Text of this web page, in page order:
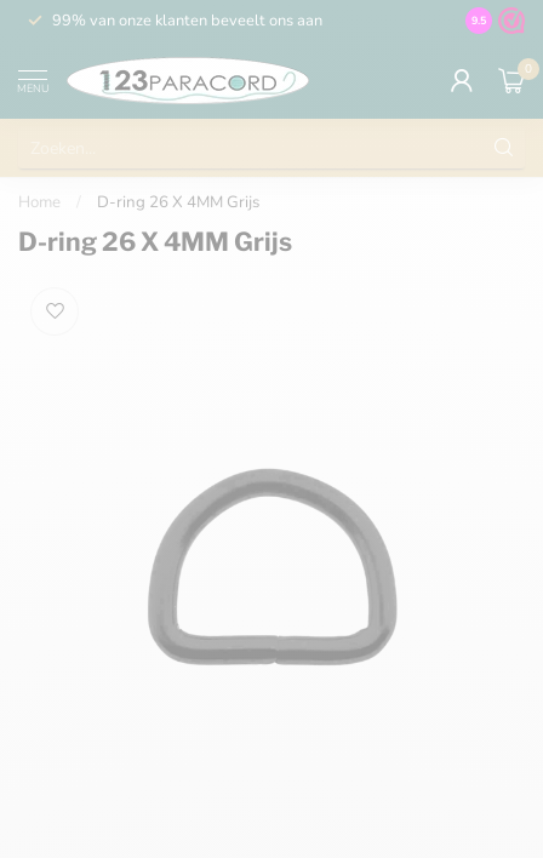
99% van onze klanten beveelt ons aan 100% de
9.5
MENU
0
Home D-ring 26 X 4MM Grijs
D-ring 26 X 4MM Grijs